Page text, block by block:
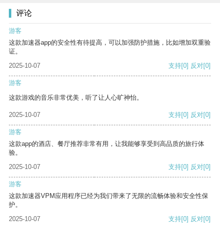
评论
游客
这款加速器app的安全性有待提高，可以加强防护措施，比如增加双重验
证。
2025-10-07
支持[0] 反对[0]
游客
这款游戏的音乐非常优美，听了让人心旷神怡。
2025-10-07 支持[0] 反对[0]
游客
这款app的酒店、餐厅推荐非常有用，让我能够享受到高品质的旅行体
验。
2025-10-07
支持[0] 反对[0]
游客
这款加速器VPM应用程序已经为我们带来了无限的流畅体验和安全性保
护。
2025-10-07
支持[0] 反对[0]